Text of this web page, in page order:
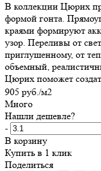
В коллекции Цюрих
формой гонта.
краями формируют
узор. Переливы от
приглушенному, от
объемный,
Цюрих поможет
905 руб./м2
Много
Нашли дешевле?
-
В корзину
Купить в 1 клик
Поделиться